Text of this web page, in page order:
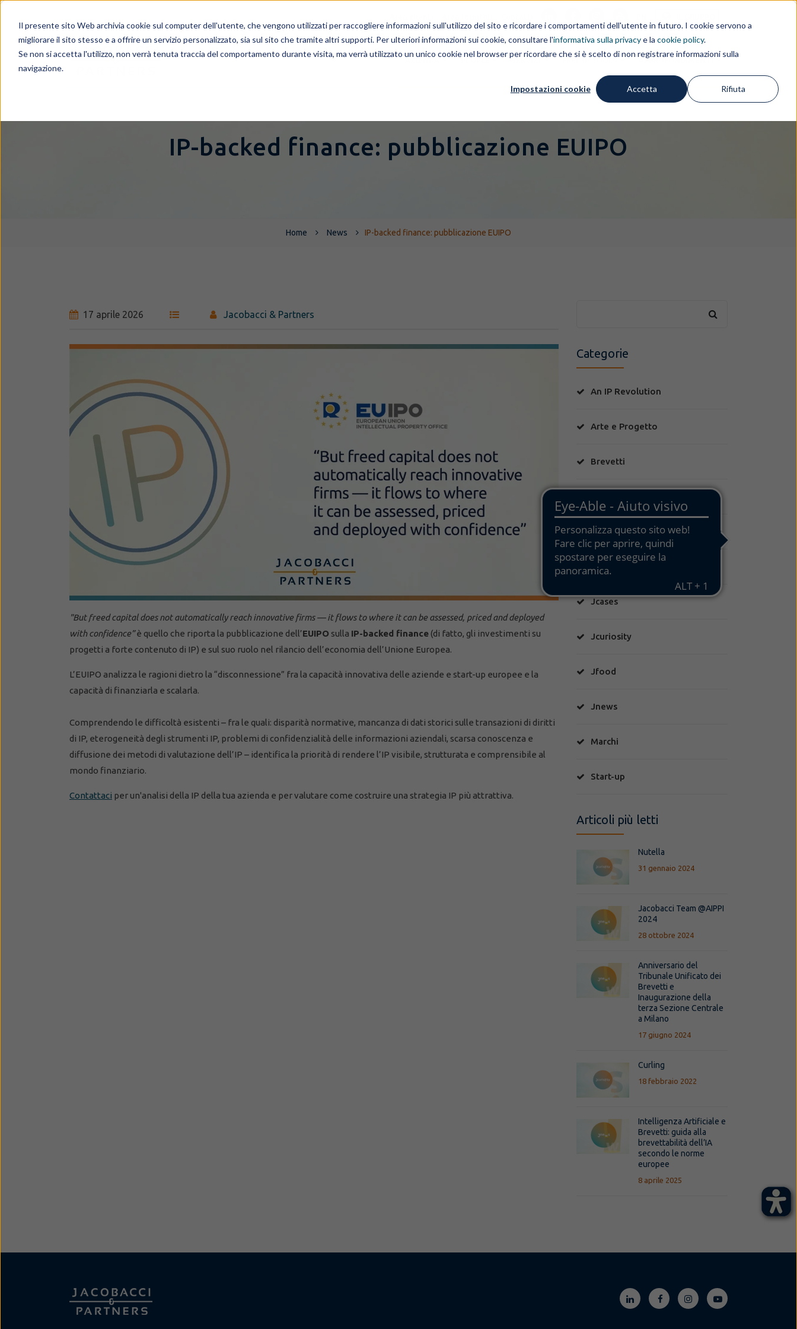
Il presente sito Web archivia cookie sul computer dell'utente, che vengono utilizzati per raccogliere informazioni sull'utilizzo del sito e ricordare i comportamenti dell'utente in futuro. I cookie servono a
migliorare il sito stesso e a offrire un servizio personalizzato, sia sul sito che tramite altri supporti. Per ulteriori informazioni sui cookie, consultare l'informativa sulla privacye la cookie policy.
Se non si accetta l'utilizzo, non verrà tenuta traccia del comportamento durante visita, ma verrà utilizzato un unico cookie nel browser per ricordare che si è scelto di non registrare informazioni sulla
navigazione.
Impostazioni cookie Accetta Rifiuta
AZIENDA PEOPLE SERVIZI FREE IP TOOLS APPROFONDIMENTI
IP-backed finance: pubblicazione EUIPO
Home News IP-backed finance: pubblicazione EUIPO
17 aprile 2026 Jacobacci & Partners
"But freed capital does not automatically reach innovative firms — it flows to where it can be assessed, priced and deployed
with confidence”è quello che riporta la pubblicazione dell’EUIPO sulla IP-backed finance (di fatto, gli investimenti su
progetti a forte contenuto di IP) e sul suo ruolo nel rilancio dell’economia dell’Unione Europea.
L’EUIPO analizza le ragioni dietro la “disconnessione” fra la capacità innovativa delle aziende e start-up europee e la
capacità di finanziarla e scalarla.
Comprendendo le difficoltà esistenti – fra le quali: disparità normative, mancanza di dati storici sulle transazioni di diritti
di IP, eterogeneità degli strumenti IP, problemi di confidenzialità delle informazioni aziendali, scarsa conoscenza e
diffusione dei metodi di valutazione dell’IP – identifica la priorità di rendere l’IP visibile, strutturata e comprensibile al
mondo finanziario.
Contattaci per un'analisi della IP della tua azienda e per valutare come costruire una strategia IP più attrattiva.
Categorie
An IP Revolution
Arte e Progetto
Brevetti
Food & Wine
Great Place To Work
Jcases
Jcuriosity
Jfood
Jnews
Marchi
Start-up
Articoli più letti
Nutella
31 gennaio 2024
Jacobacci Team @AIPPI
2024
28 ottobre 2024
Anniversario del
Tribunale Unificato dei
Brevetti e
Inaugurazione della
terza Sezione Centrale
a Milano
17 giugno 2024
Curling
18 febbraio 2022
Intelligenza Artificiale e
Brevetti: guida alla
brevettabilità dell’IA
secondo le norme
europee
8 aprile 2025